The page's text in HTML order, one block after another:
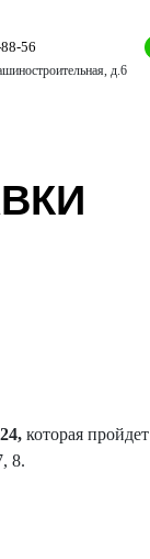
56
д.6
которая пройдет
8.